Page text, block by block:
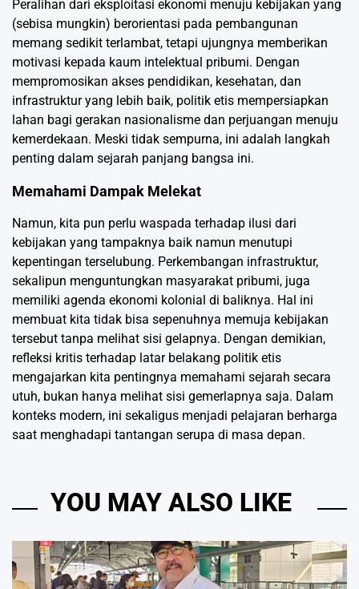
Peralihan dari eksploitasi ekonomi menuju kebijakan yang
(sebisa mungkin) berorientasi pada pembangunan
memang sedikit terlambat, tetapi ujungnya memberikan
motivasi kepada kaum intelektual pribumi. Dengan
mempromosikan akses pendidikan, kesehatan, dan
infrastruktur yang lebih baik, politik etis mempersiapkan
lahan bagi gerakan nasionalisme dan perjuangan menuju
kemerdekaan. Meski tidak sempurna, ini adalah langkah
penting dalam sejarah panjang bangsa ini.
Memahami Dampak Melekat
Namun, kita pun perlu waspada terhadap ilusi dari
kebijakan yang tampaknya baik namun menutupi
kepentingan terselubung. Perkembangan infrastruktur,
sekalipun menguntungkan masyarakat pribumi, juga
memiliki agenda ekonomi kolonial di baliknya. Hal ini
membuat kita tidak bisa sepenuhnya memuja kebijakan
tersebut tanpa melihat sisi gelapnya. Dengan demikian,
refleksi kritis terhadap latar belakang politik etis
mengajarkan kita pentingnya memahami sejarah secara
utuh, bukan hanya melihat sisi gemerlapnya saja. Dalam
konteks modern, ini sekaligus menjadi pelajaran berharga
saat menghadapi tantangan serupa di masa depan.
YOU MAY ALSO LIKE